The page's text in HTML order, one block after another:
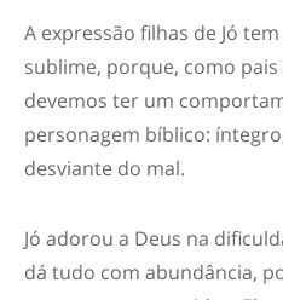
A expressão filhas de Jó
sublime, porque, como
devemos ter um
personagem bíblico:
desviante do mal.
Jó adorou a Deus na
dá tudo com abundância,